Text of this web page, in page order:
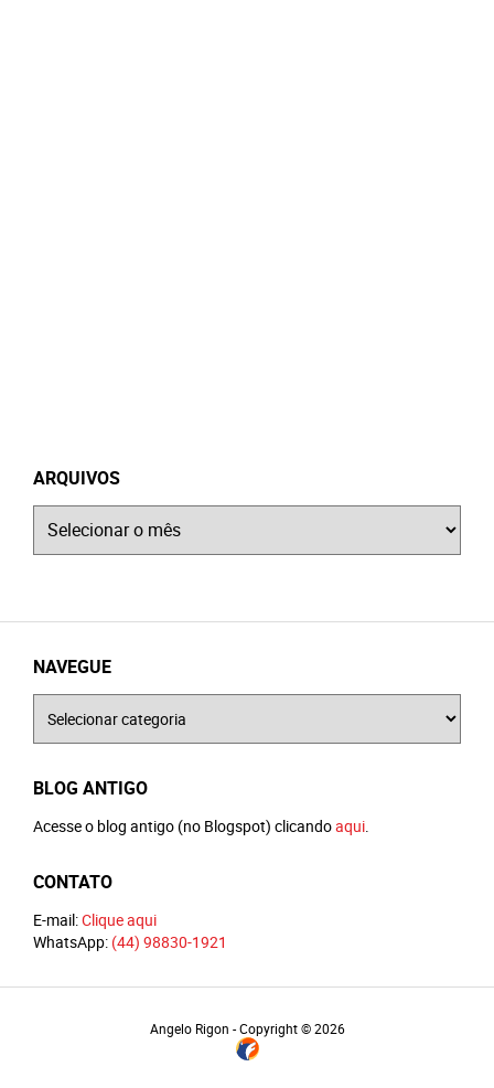
ARQUIVOS
Arquivos
NAVEGUE
BLOG ANTIGO
Acesse o blog antigo (no Blogspot) clicandoaqui
CONTATO
E-mail:Clique aqui
WhatsApp: (44) 98830-1921
Angelo Rigon - Copyright © 2026